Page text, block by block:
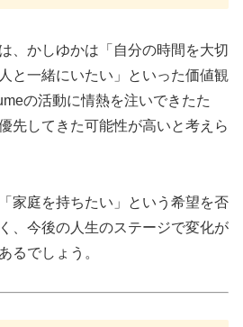
、かしゆかは「自分の時間を大切
と一緒にいたい」といった価値観
の活動に情熱を注いできたた
先してきた可能性が高いと考えら
家庭を持ちたい」という希望を否
、今後の人生のステージで変化が
るでしょう。